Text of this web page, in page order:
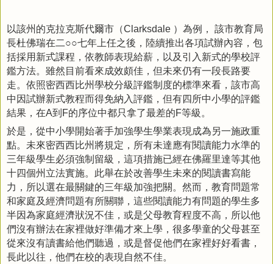
以該州的克拉克斯代爾市（Clarksdale ）為例， 該市教育局
長杜佛瑞在二○○七年上任之後，陸續推出各項試辦內容，包
括採用新式課程，依教師表現給薪，以及引入新式的學校評
鑑方法。雖然目前看來成效頗佳，但未來仍有一段長路要
走。依照密西西比州學校分級評鑑制度的標準來看，該市高
中因試辦新式教程而得免納入評鑑，但有四所中小學的評鑑
結果，在A到F的序位中都只拿了最差的F等級。
於是，從中小學開始著手加強學生學業表現成為另一施政重
點。未來密西西比州將規定，所有未達應有閱讀能力水準的
三年級學生必須強制留級，這項措施已經在佛羅里達等其他
十四個州立法實施。此舉在於改善學生未來的閱讀書寫能
力，所以選在最關鍵的三年級加強把關。然而，教育問題常
和家庭及經濟問題有所關聯，這些閱讀能力有問題的學生多
半因為家庭經濟狀況不佳，或是父母教育程度不高，所以他
們沒有辦法在家裡做好準備才來上學，很多學童的父母甚至
從來沒有讀書給他們聽過，或是督促他們在家裡好好看書，
長此以往，他們在校的表現自然不佳。